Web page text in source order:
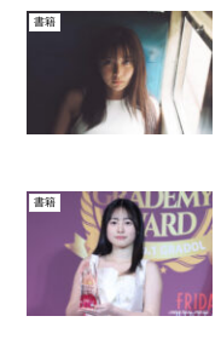
書籍
書籍